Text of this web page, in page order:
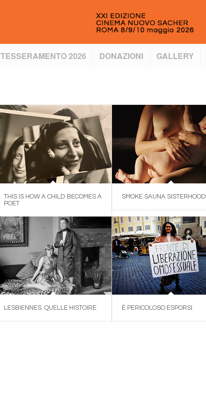
TESSERAMENTO 2026 DONAZIONI GALLERY
THIS IS HOW A CHILD BECOMES A
POET
SMOKE SAUNA SISTERHOOD
LESBIENNES. QUELLE HISTOIRE È PERICOLOSO ESPORSI